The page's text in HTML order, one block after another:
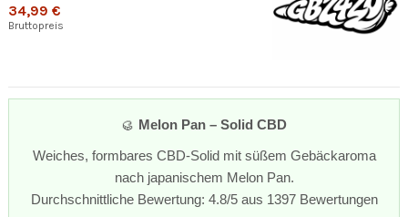
34,99 €
Bruttopreis
🥮 Melon Pan – Solid CBD
Weiches, formbares CBD-Solid mit süßem Gebäckaroma
nach japanischem Melon Pan.
Durchschnittliche Bewertung: 4.8/5 aus 1397 Bewertungen